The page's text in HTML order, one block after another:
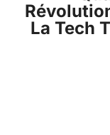
La Tech